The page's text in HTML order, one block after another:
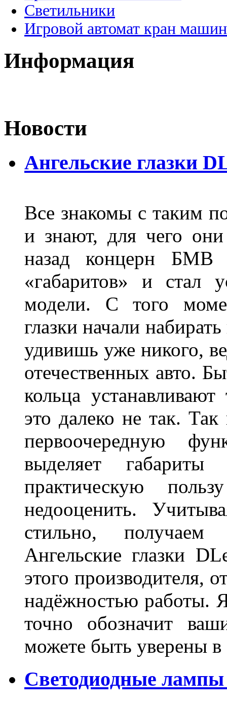
Светильники
Игровой автомат кран
Информация
Новости
Ангельские глазки
Все знакомы с таким
и знают, для чего
назад концерн БМВ
«габаритов» и стал
модели. С того
глазки начали
удивишь уже никого,
отечественных авто.
кольца
это далеко не так. Так
первоочередную
выделяет
практическую
недооценить.
стильно,
Ангельские глазки
этого производителя,
надёжностью работы.
точно обозначит
можете быть уверены
Светодиодные